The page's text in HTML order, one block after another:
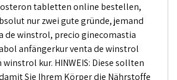
tabletten online bestellen,
nur zwei gute gründe, jemand
de winstrol, precio ginecomastia
anfängerkur venta de winstrol
kur. HINWEIS: Diese sollten
Sie Ihrem Körper die Nährstoffe